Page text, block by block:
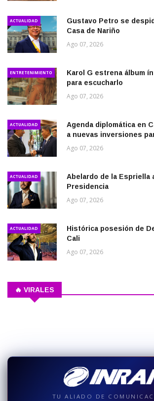
ACTUALIDAD
Gustavo Petro se
Casa de Nariño
Ago 07, 2026
ENTRETENIMIENTO
Karol G estrena álbum
para escucharlo
Ago 07, 2026
ACTUALIDAD
Agenda diplomática en
a nuevas inversiones
Ago 07, 2026
ACTUALIDAD
Abelardo de la Espriella
Presidencia
Ago 07, 2026
ACTUALIDAD
Histórica posesión de
Cali
Ago 07, 2026
🔥 VIRALES
TU ALIADO DE